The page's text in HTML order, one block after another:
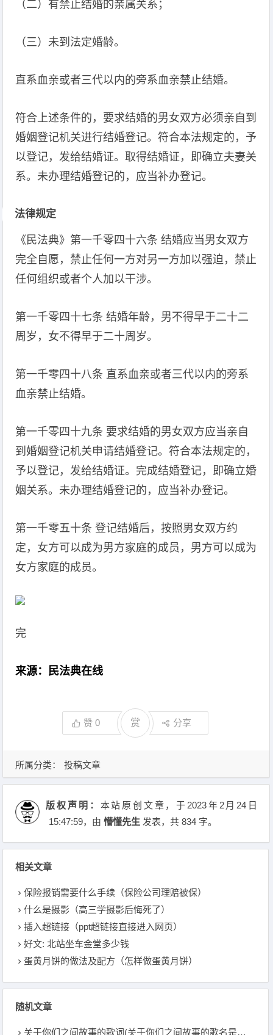
（二）有禁止结婚的亲属关系；
（三）未到法定婚龄。
直系血亲或者三代以内的旁系血亲禁止结婚。
符合上述条件的，要求结婚的男女双方必须亲自到
婚姻登记机关进行结婚登记。符合本法规定的，予
以登记，发给结婚证。取得结婚证，即确立夫妻关
系。未办理结婚登记的，应当补办登记。
法律规定
《民法典》第一千零四十六条 结婚应当男女双方
完全自愿，禁止任何一方对另一方加以强迫，禁止
任何组织或者个人加以干涉。
第一千零四十七条 结婚年龄，男不得早于二十二
周岁，女不得早于二十周岁。
第一千零四十八条 直系血亲或者三代以内的旁系
血亲禁止结婚。
第一千零四十九条 要求结婚的男女双方应当亲自
到婚姻登记机关申请结婚登记。符合本法规定的，
予以登记，发给结婚证。完成结婚登记，即确立婚
姻关系。未办理结婚登记的，应当补办登记。
第一千零五十条 登记结婚后，按照男女双方约
定，女方可以成为男方家庭的成员，男方可以成为
女方家庭的成员。
完
来源：民法典在线
赞0 赏 分享
所属分类： 投稿文章
版权声明： 本站原创文章，于2023年2月24日
15:47:59，由懵懂先生 发表，共 834 字。
相关文章
保险报销需要什么手续（保险公司理赔被保）
什么是摄影（高三学摄影后悔死了）
插入超链接（ppt超链接直接进入网页）
好文: 北站坐车金堂多少钱
蛋黄月饼的做法及配方（怎样做蛋黄月饼）
随机文章
关于你们之间故事的歌词(关于你们之间故事的歌名是什么)